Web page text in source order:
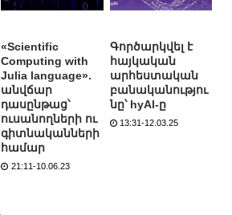
«Scientific
Computing with
Julia language».
անվճար
դասընթաց՝
ուսանողների ու
գիտնականների
համար
21:11-10.06.23
Գործարկվել է
հայկական
արհեստական
բանականությու
նը՝ hyAl-ը
13:31-12.03.25